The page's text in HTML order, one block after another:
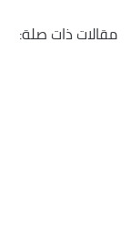
مقالات ذات صلة: